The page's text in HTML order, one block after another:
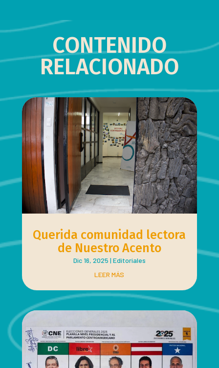
CONTENIDO
RELACIONADO
Querida comunidad lectora
de Nuestro Acento
Dic 16, 2025 | Editoriales
LEER MÁS